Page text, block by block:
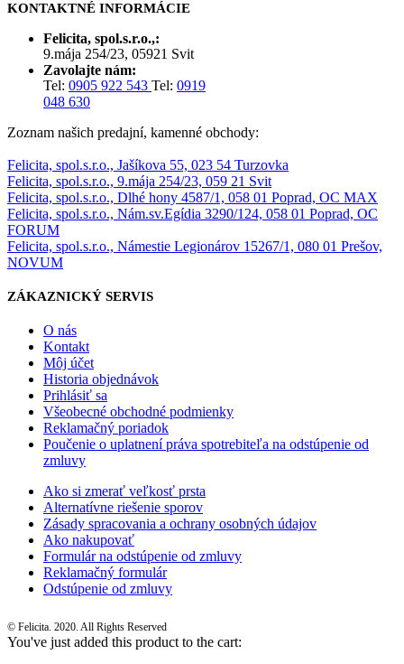
KONTAKTNÉ INFORMÁCIE
Felicita, spol.s.r.o.,:
9.mája 254/23, 05921 Svit
Zavolajte nám:
Tel: 0905 922 543 Tel: 0919
048 630
Zoznam našich predajní, kamenné obchody:
Felicita, spol.s.r.o., Jašíkova 55, 023 54 Turzovka
Felicita, spol.s.r.o., 9.mája 254/23, 059 21 Svit
Felicita, spol.s.r.o., Dlhé hony 4587/1, 058 01 Poprad, OC MAX
Felicita, spol.s.r.o., Nám.sv.Egídia 3290/124, 058 01 Poprad, OC
FORUM
Felicita, spol.s.r.o., Námestie Legionárov 15267/1, 080 01 Prešov,
NOVUM
ZÁKAZNICKÝ SERVIS
O nás
Kontakt
Môj účet
Historia objednávok
Prihlásiť sa
Všeobecné obchodné podmienky
Reklamačný poriadok
Poučenie o uplatnení práva spotrebiteľa na odstúpenie od
zmluvy
Ako si zmerať veľkosť prsta
Alternatívne riešenie sporov
Zásady spracovania a ochrany osobných údajov
Ako nakupovať
Formulár na odstúpenie od zmluvy
Reklamačný formulár
Odstúpenie od zmluvy
© Felicita. 2020. All Rights Reserved
You've just added this product to the cart: